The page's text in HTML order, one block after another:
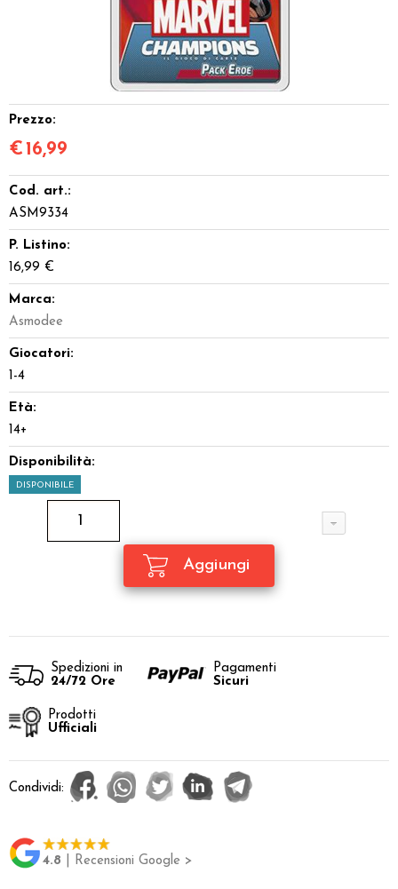
Giocattoli e Gadget
Offerte del Dragone
Prezzo:
€ 16,99
Cod. art.:
ASM9334
P. Listino:
16,99 €
Marca:
Asmodee
Giocatori:
1-4
Età:
14+
Disponibilità:
DISPONIBILE
Spedizioni in
24/72 Ore
Pagamenti
Sicuri
Prodotti
Ufficiali
Condividi:
4.8 | Recensioni Google >